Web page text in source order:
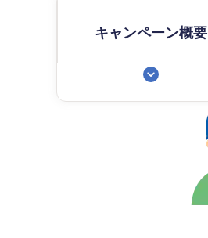
キャンペーン概要